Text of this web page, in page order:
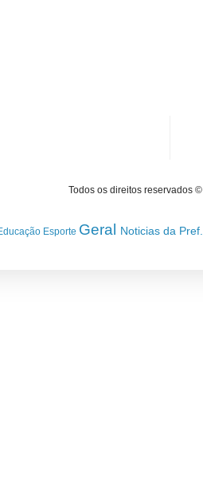
Todos os direitos reservados
Esporte Geral Noticias da